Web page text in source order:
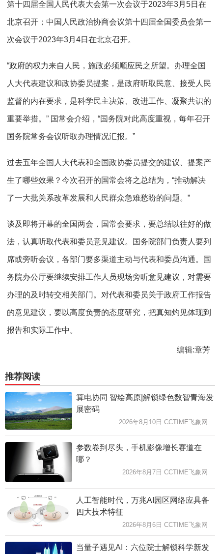
第十四届全国人民代表大会第一次会议于2023年3月5日在
北京召开；中国人民政治协商会议第十四届全国委员会第一
次会议于2023年3月4日在北京召开。
“政府的权力来自人民，施政必须顺应民之所望。办理全国
人大代表建议和政协委员提案，是政府听取民意、接受人民
监督的内在要求，是科学民主决策、改进工作、凝聚共识的
重要举措。” 国常会介绍，“国务院对此高度重视，每年召开
国务院常务会议听取办理情况汇报。”
过去五年全国人大代表和全国政协委员提交的建议、提案产
生了哪些效果？今次召开的国常会将之总结为，“推动解决
了一大批关系改革发展和人民群众急难愁盼的问题。”
谈及即将开幕的全国两会，国常会要求，要总结以往好的做
法，认真听取代表和委员意见建议。国务院部门负责人要列
席或旁听会议，各部门要多渠道主动与代表和委员沟通。国
务院办公厅要继续安排工作人员现场旁听意见建议，对需要
办理的及时转交相关部门。对代表和委员关于政府工作报告
的意见建议，要以高度负责的态度研究，把真知灼见体现到
报告和实际工作中。
编辑:章芳
推荐阅读
算电协同 智绘高原|解锁绿色数智青海发
展密码
2026年8月10日 CCTIME飞象网
参数卷到尽头，手机影像增长赛道在
哪？
2026年8月7日 CCTIME飞象网
人工智能时代，万兆AI园区网络应具备
四大技术特征
2026年8月6日 CCTIME飞象网
当量子遇见AI：六位院士解锁科学新发